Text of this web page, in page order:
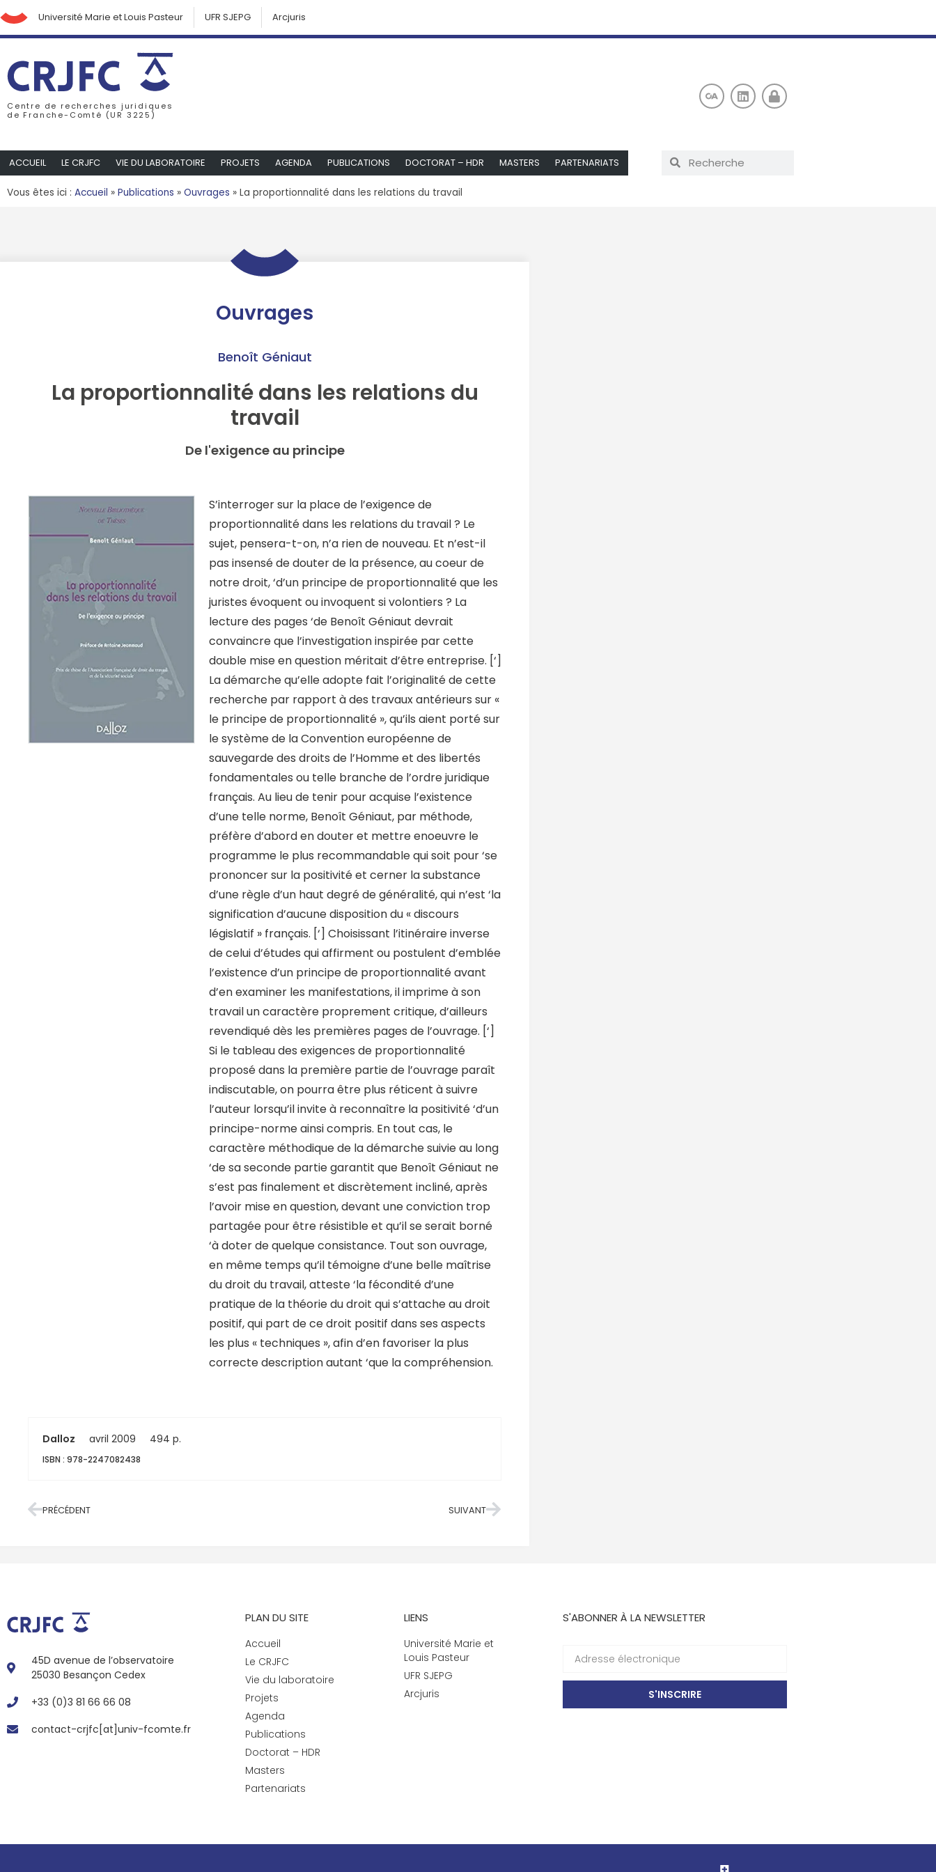
Université Marie et Louis Pasteur UFR SJEPG Arcjuris
Centre de recherches juridiques
de Franche-Comté (UR 3225)
ACCUEIL LE CRJFC VIE DU LABORATOIRE PROJETS AGENDA PUBLICATIONS DOCTORAT – HDR MASTERS PARTENARIATS
Vous êtes ici : Accueil » Publications » Ouvrages » La proportionnalité dans les relations du travail
Ouvrages
Benoît Géniaut
La proportionnalité dans les relations du
travail
De l'exigence au principe
S’interroger sur la place de l’exigence de
proportionnalité dans les relations du travail ? Le
sujet, pensera-t-on, n’a rien de nouveau. Et n’est-il
pas insensé de douter de la présence, au coeur de
notre droit, ‘d’un principe de proportionnalité que les
juristes évoquent ou invoquent si volontiers ? La
lecture des pages ‘de Benoît Géniaut devrait
convaincre que l’investigation inspirée par cette
double mise en question méritait d’être entreprise. [‘]
La démarche qu’elle adopte fait l’originalité de cette
recherche par rapport à des travaux antérieurs sur «
le principe de proportionnalité », qu’ils aient porté sur
le système de la Convention européenne de
sauvegarde des droits de l’Homme et des libertés
fondamentales ou telle branche de l’ordre juridique
français. Au lieu de tenir pour acquise l’existence
d’une telle norme, Benoît Géniaut, par méthode,
préfère d’abord en douter et mettre enoeuvre le
programme le plus recommandable qui soit pour ‘se
prononcer sur la positivité et cerner la substance
d’une règle d’un haut degré de généralité, qui n’est ‘la
signification d’aucune disposition du « discours
législatif » français. [‘] Choisissant l’itinéraire inverse
de celui d’études qui affirment ou postulent d’emblée
l’existence d’un principe de proportionnalité avant
d’en examiner les manifestations, il imprime à son
travail un caractère proprement critique, d’ailleurs
revendiqué dès les premières pages de l’ouvrage. [‘]
Si le tableau des exigences de proportionnalité
proposé dans la première partie de l’ouvrage paraît
indiscutable, on pourra être plus réticent à suivre
l’auteur lorsqu’il invite à reconnaître la positivité ‘d’un
principe-norme ainsi compris. En tout cas, le
caractère méthodique de la démarche suivie au long
‘de sa seconde partie garantit que Benoît Géniaut ne
s’est pas finalement et discrètement incliné, après
l’avoir mise en question, devant une conviction trop
partagée pour être résistible et qu’il se serait borné
‘à doter de quelque consistance. Tout son ouvrage,
en même temps qu’il témoigne d’une belle maîtrise
du droit du travail, atteste ‘la fécondité d’une
pratique de la théorie du droit qui s’attache au droit
positif, qui part de ce droit positif dans ses aspects
les plus « techniques », afin d’en favoriser la plus
correcte description autant ‘que la compréhension.
Dalloz avril 2009 494 p.
ISBN : 978-2247082438
PRÉCÉDENT SUIVANT
45D avenue de l’observatoire
25030 Besançon Cedex
+33 (0)3 81 66 66 08
contact-crjfc[at]univ-fcomte.fr
PLAN DU SITE
Accueil
Le CRJFC
Vie du laboratoire
Projets
Agenda
Publications
Doctorat – HDR
Masters
Partenariats
LIENS
Université Marie et
Louis Pasteur
UFR SJEPG
Arcjuris
S'ABONNER À LA NEWSLETTER
S'INSCRIRE